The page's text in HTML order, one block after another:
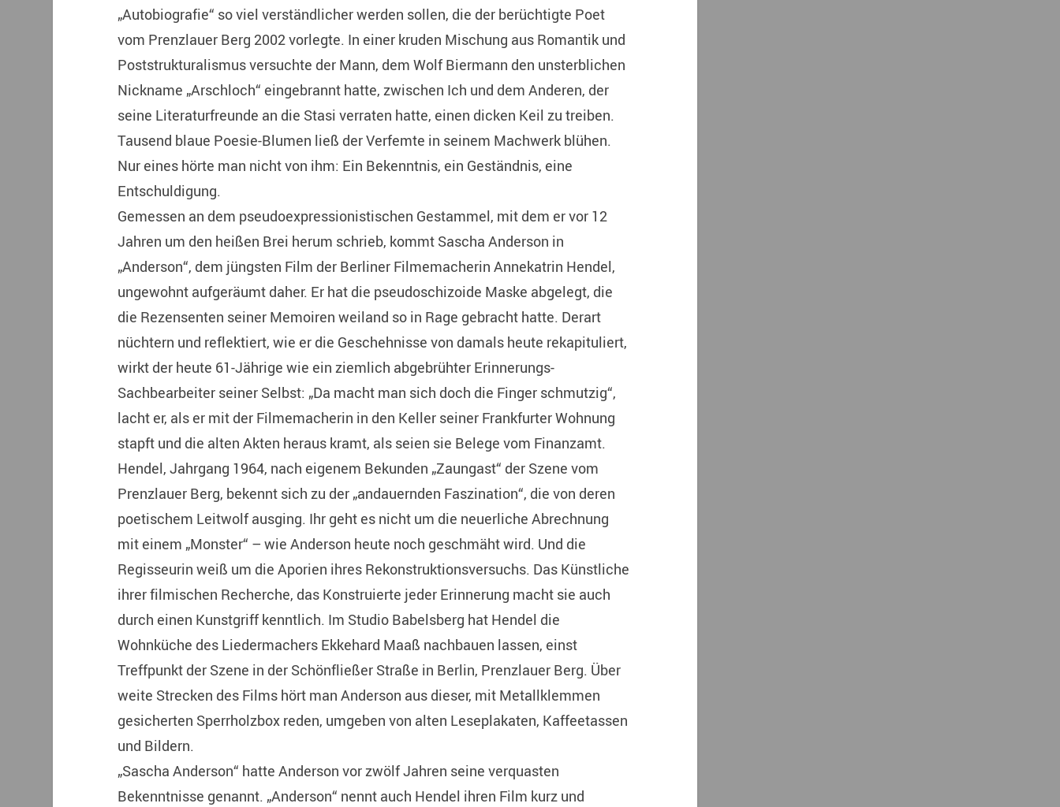
„Autobiografie“ so viel verständlicher werden sollen, die der berüchtigte Poet
vom Prenzlauer Berg 2002 vorlegte. In einer kruden Mischung aus Romantik und
Poststrukturalismus versuchte der Mann, dem Wolf Biermann den unsterblichen
Nickname „Arschloch“ eingebrannt hatte, zwischen Ich und dem Anderen, der
seine Literaturfreunde an die Stasi verraten hatte, einen dicken Keil zu treiben.
Tausend blaue Poesie-Blumen ließ der Verfemte in seinem Machwerk blühen.
Nur eines hörte man nicht von ihm: Ein Bekenntnis, ein Geständnis, eine
Entschuldigung.
Gemessen an dem pseudoexpressionistischen Gestammel, mit dem er vor 12
Jahren um den heißen Brei herum schrieb, kommt Sascha Anderson in
„Anderson“, dem jüngsten Film der Berliner Filmemacherin Annekatrin Hendel,
ungewohnt aufgeräumt daher. Er hat die pseudoschizoide Maske abgelegt, die
die Rezensenten seiner Memoiren weiland so in Rage gebracht hatte. Derart
nüchtern und reflektiert, wie er die Geschehnisse von damals heute rekapituliert,
wirkt der heute 61-Jährige wie ein ziemlich abgebrühter Erinnerungs-
Sachbearbeiter seiner Selbst: „Da macht man sich doch die Finger schmutzig“,
lacht er, als er mit der Filmemacherin in den Keller seiner Frankfurter Wohnung
stapft und die alten Akten heraus kramt, als seien sie Belege vom Finanzamt.
Hendel, Jahrgang 1964, nach eigenem Bekunden „Zaungast“ der Szene vom
Prenzlauer Berg, bekennt sich zu der „andauernden Faszination“, die von deren
poetischem Leitwolf ausging. Ihr geht es nicht um die neuerliche Abrechnung
mit einem „Monster“ – wie Anderson heute noch geschmäht wird. Und die
Regisseurin weiß um die Aporien ihres Rekonstruktionsversuchs. Das Künstliche
ihrer filmischen Recherche, das Konstruierte jeder Erinnerung macht sie auch
durch einen Kunstgriff kenntlich. Im Studio Babelsberg hat Hendel die
Wohnküche des Liedermachers Ekkehard Maaß nachbauen lassen, einst
Treffpunkt der Szene in der Schönfließer Straße in Berlin, Prenzlauer Berg. Über
weite Strecken des Films hört man Anderson aus dieser, mit Metallklemmen
gesicherten Sperrholzbox reden, umgeben von alten Leseplakaten, Kaffeetassen
und Bildern.
„Sascha Anderson“ hatte Anderson vor zwölf Jahren seine verquasten
Bekenntnisse genannt. „Anderson“ nennt auch Hendel ihren Film kurz und